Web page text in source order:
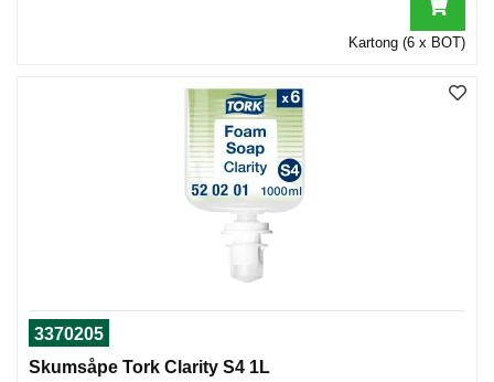
Kartong (6 x BOT)
3370205
Skumsåpe Tork Clarity S4 1L